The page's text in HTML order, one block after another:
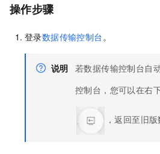
操作步骤
登录数据传输控制台 。
说明 若数据传输控制台自
控制台，您可以在右
，返回至旧